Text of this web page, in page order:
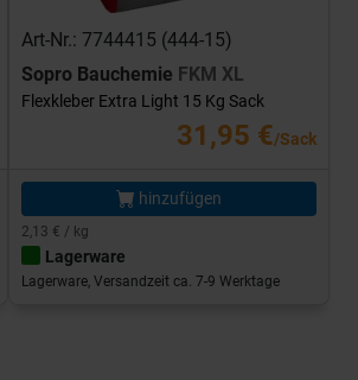
Art-Nr.: 7744415 (444-15)
Sopro Bauchemie FKM XL
Flexkleber Extra Light 15 Kg Sack
31,95 €/Sack
hinzufügen
2,13 € / kg
Lagerware
Lagerware, Versandzeit ca. 7-9 Werktage